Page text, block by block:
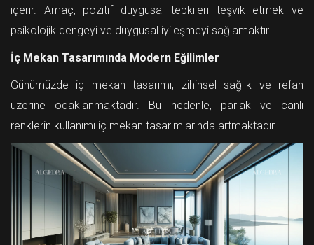
içerir. Amaç, pozitif duygusal tepkileri teşvik etmek ve
psikolojik dengeyi ve duygusal iyileşmeyi sağlamaktır.
İç Mekan Tasarımında Modern Eğilimler
Günümüzde iç mekan tasarımı, zihinsel sağlık ve refah
üzerine odaklanmaktadır. Bu nedenle, parlak ve canlı
renklerin kullanımı iç mekan tasarımlarında artmaktadır.